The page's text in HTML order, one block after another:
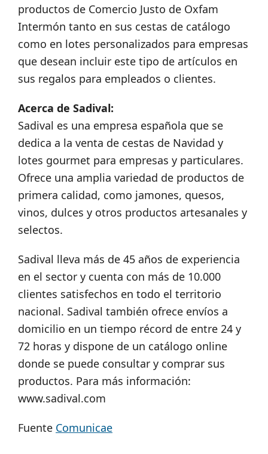
productos de Comercio Justo de Oxfam
Intermón tanto en sus cestas de catálogo
como en lotes personalizados para empresas
que desean incluir este tipo de artículos en
sus regalos para empleados o clientes.
Acerca de Sadival:
Sadival es una empresa española que se
dedica a la venta de cestas de Navidad y
lotes gourmet para empresas y particulares.
Ofrece una amplia variedad de productos de
primera calidad, como jamones, quesos,
vinos, dulces y otros productos artesanales y
selectos.
Sadival lleva más de 45 años de experiencia
en el sector y cuenta con más de 10.000
clientes satisfechos en todo el territorio
nacional. Sadival también ofrece envíos a
domicilio en un tiempo récord de entre 24 y
72 horas y dispone de un catálogo online
donde se puede consultar y comprar sus
productos. Para más información:
www.sadival.com
Fuente Comunicae